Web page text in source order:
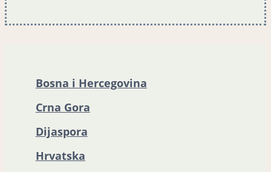
Bosna i Hercegovina
Crna Gora
Dijaspora
Hrvatska